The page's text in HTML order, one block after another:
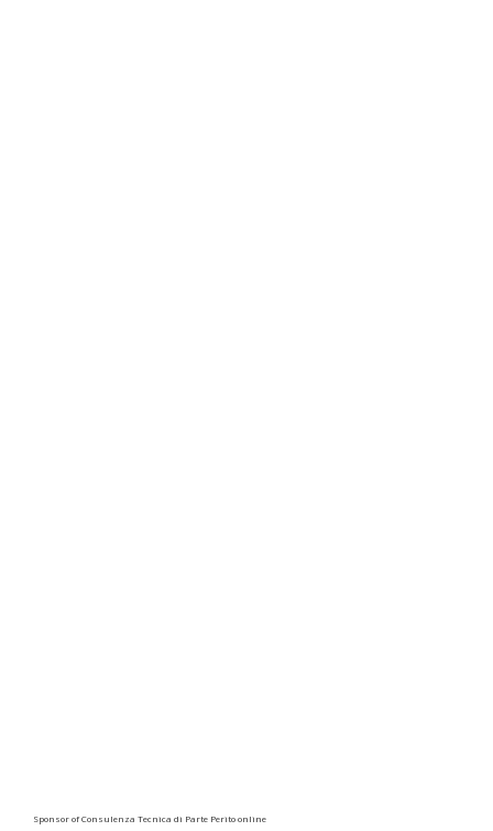
Sponsor of Consulenza Tecnica di Parte Perito online